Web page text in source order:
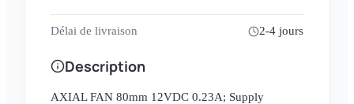
Délai de livraison 2-4 jours
Description
AXIAL FAN 80mm 12VDC 0.23A; Supply